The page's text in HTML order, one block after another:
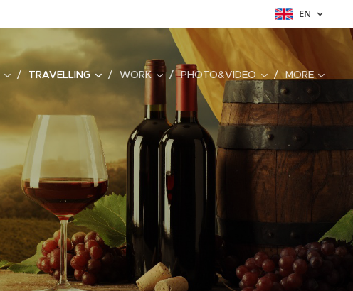
EN
TRAVELLING WORK PHOTO&VIDEO MORE